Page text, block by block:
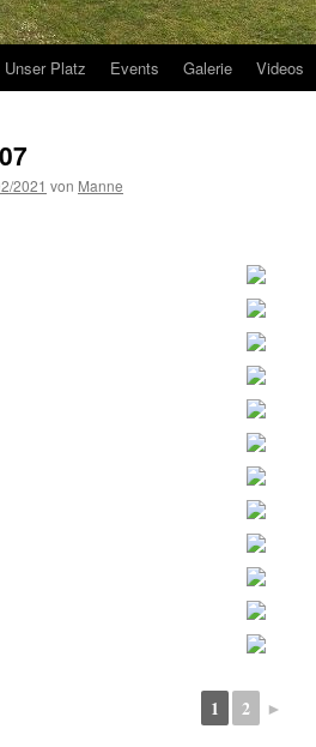
Unser Platz Events Galerie Videos
2021 von Manne
1 2 ►